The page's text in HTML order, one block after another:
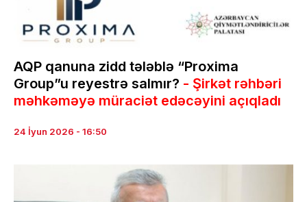
AQP qanuna zidd tələblə “Proxima
Group”u reyestrə salmır? - Şirkət rəhbəri
məhkəməyə müraciət edəcəyini açıqladı
24 İyun 2026 - 16:50